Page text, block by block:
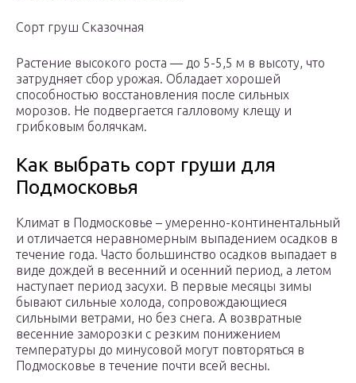
Сорт груш Сказочная
Растение высокого роста — до 5-5,5 м в высоту, что
затрудняет сбор урожая. Обладает хорошей
способностью восстановления после сильных
морозов. Не подвергается галловому клещу и
грибковым болячкам.
Как выбрать сорт груши для
Подмосковья
Климат в Подмосковье – умеренно-континентальный
и отличается неравномерным выпадением осадков в
течение года. Часто большинство осадков выпадает в
виде дождей в весенний и осенний период, а летом
наступает период засухи. В первые месяцы зимы
бывают сильные холода, сопровождающиеся
сильными ветрами, но без снега. А возвратные
весенние заморозки с резким понижением
температуры до минусовой могут повторяться в
Подмосковье в течение почти всей весны.